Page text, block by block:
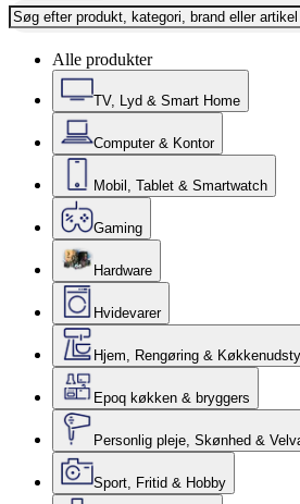
Alle produkter
TV, Lyd & Smart Home
Computer & Kontor
Mobil, Tablet & Smartwatch
Gaming
Hardware
Hvidevarer
Hjem, Rengøring &
Epoq køkken & bryggers
Personlig pleje, Skønhed &
Sport, Fritid & Hobby